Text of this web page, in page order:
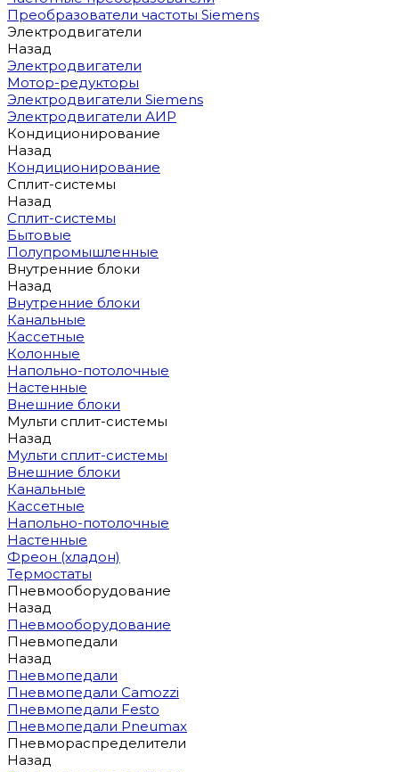
Преобразователи частоты Siemens
Электродвигатели
Назад
Электродвигатели
Мотор-редукторы
Электродвигатели Siemens
Электродвигатели АИР
Кондиционирование
Назад
Кондиционирование
Сплит-системы
Назад
Сплит-системы
Бытовые
Полупромышленные
Внутренние блоки
Назад
Внутренние блоки
Канальные
Кассетные
Колонные
Напольно-потолочные
Настенные
Внешние блоки
Мульти сплит-системы
Назад
Мульти сплит-системы
Внешние блоки
Канальные
Кассетные
Напольно-потолочные
Настенные
Фреон (хладон)
Термостаты
Пневмооборудование
Назад
Пневмооборудование
Пневмопедали
Назад
Пневмопедали
Пневмопедали Camozzi
Пневмопедали Festo
Пневмопедали Pneumax
Пневмораспределители
Назад